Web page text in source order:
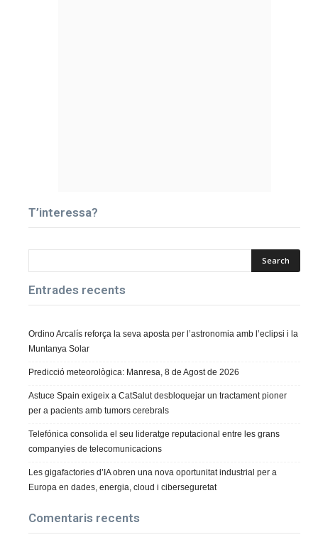
T’interessa?
Entrades recents
Ordino Arcalís reforça la seva aposta per l’astronomia amb l’eclipsi i la
Muntanya Solar
Predicció meteorològica: Manresa, 8 de Agost de 2026
Astuce Spain exigeix a CatSalut desbloquejar un tractament pioner
per a pacients amb tumors cerebrals
Telefónica consolida el seu lideratge reputacional entre les grans
companyies de telecomunicacions
Les gigafactories d’IA obren una nova oportunitat industrial per a
Europa en dades, energia, cloud i ciberseguretat
Comentaris recents